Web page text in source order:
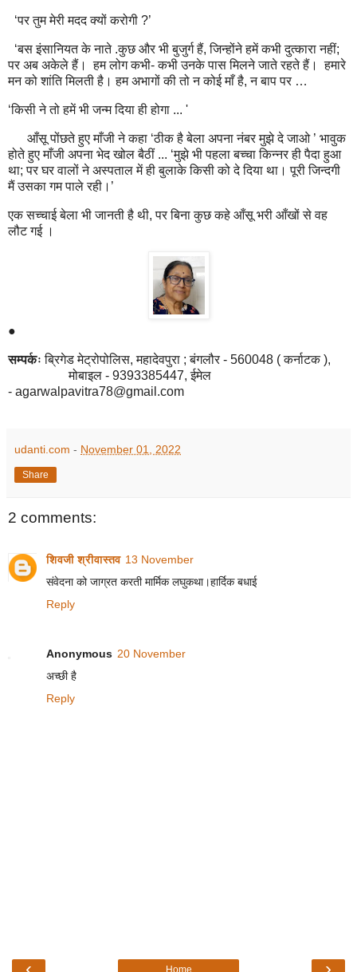
‘पर तुम मेरी मदद क्यों करोगी ?’
‘बस इंसानियत के नाते .कुछ और भी बुजुर्ग हैं, जिन्होंने हमें कभी दुत्कारा नहीं;
पर अब अकेले हैं।
हम लोग कभी-कभी उनके पास मिलने जाते रहते हैं।
हमारे
मन को शांति मिलती है। हम अभागों की तो न कोई माँ है, न बाप पर …
‘किसी ने तो हमें भी जन्म दिया ही होगा ... '
आँसू पोंछते हुए माँजी ने कहा ‘ठीक है बेला अपना नंबर मुझे दे जाओ ’ भावुक
होते हुए माँजी अपना भेद खोल बैठीं ... ‘मुझे भी पहला बच्चा किन्नर ही पैदा हुआ
था; पर घर वालों ने अस्पताल में ही बुलाके किसी को दे दिया था। पूरी जिन्दगी
मैं उसका गम पाले रही।’
एक सच्चाई बेला भी जानती है थी, पर बिना कुछ कहे आँसू भरी आँखों से वह
लौट गई ।
●
सम्पर्कः ब्रिगेड मेट्रोपोलिस,महादेवपुरा ;बंगलौर - 560048 (कर्नाटक ),
मोबाइल - 9393385447,ईमेल
- agarwalpavitra78@gmail.com
udanti.com - November 01, 2022
Share
2 comments:
शिवजी श्रीवास्तव 13 November
संवेदना को जाग्रत करती मार्मिक लघुकथा।हार्दिक बधाई
Reply
Anonymous 20 November
अच्छी है
Reply
Home